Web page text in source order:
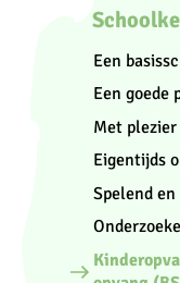
Een
Een goede
Met plezier
Eigentijds
Spelend